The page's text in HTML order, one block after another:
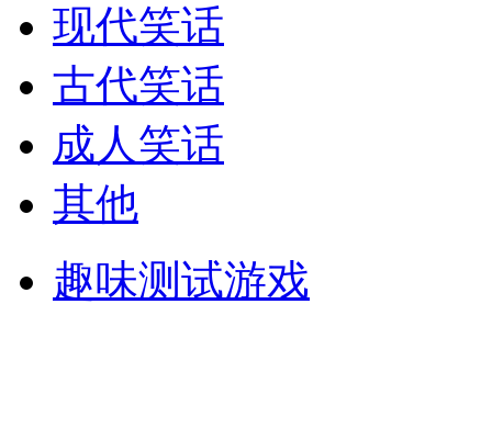
现代笑话
古代笑话
成人笑话
其他
趣味测试游戏